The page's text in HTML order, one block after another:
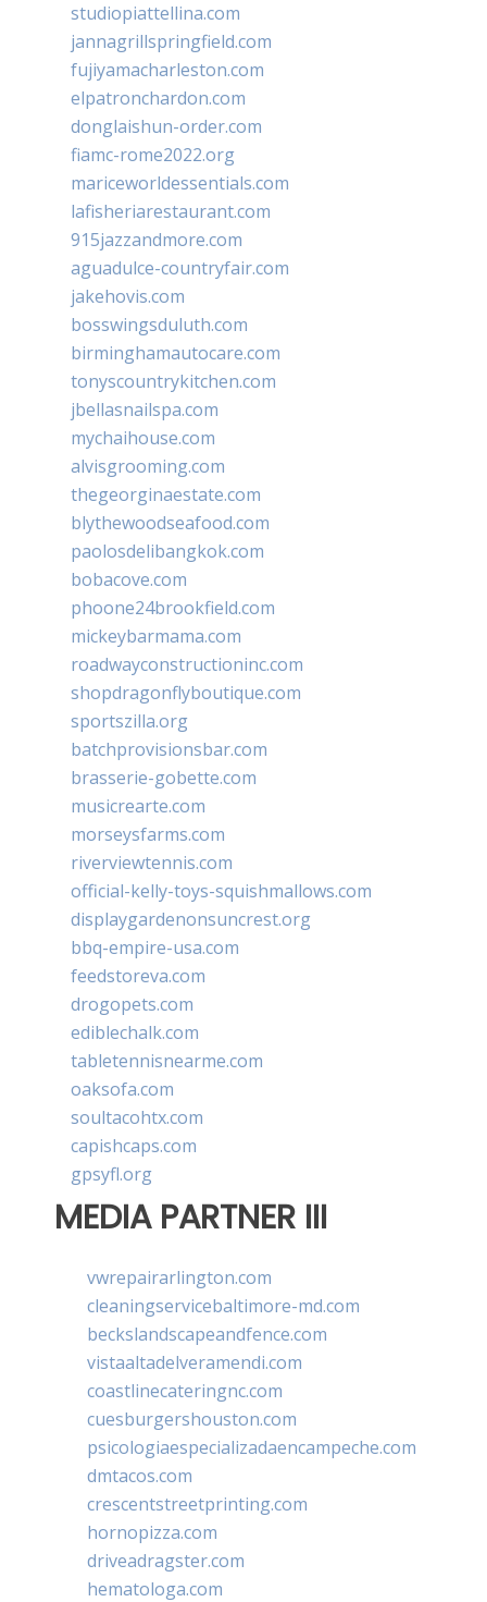
studiopiattellina.com
jannagrillspringfield.com
fujiyamacharleston.com
elpatronchardon.com
donglaishun-order.com
fiamc-rome2022.org
mariceworldessentials.com
lafisheriarestaurant.com
915jazzandmore.com
aguadulce-countryfair.com
jakehovis.com
bosswingsduluth.com
birminghamautocare.com
tonyscountrykitchen.com
jbellasnailspa.com
mychaihouse.com
alvisgrooming.com
thegeorginaestate.com
blythewoodseafood.com
paolosdelibangkok.com
bobacove.com
phoone24brookfield.com
mickeybarmama.com
roadwayconstructioninc.com
shopdragonflyboutique.com
sportszilla.org
batchprovisionsbar.com
brasserie-gobette.com
musicrearte.com
morseysfarms.com
riverviewtennis.com
official-kelly-toys-squishmallows.com
displaygardenonsuncrest.org
bbq-empire-usa.com
feedstoreva.com
drogopets.com
ediblechalk.com
tabletennisnearme.com
oaksofa.com
soultacohtx.com
capishcaps.com
gpsyfl.org
MEDIA PARTNER III
vwrepairarlington.com
cleaningservicebaltimore-md.com
beckslandscapeandfence.com
vistaaltadelveramendi.com
coastlinecateringnc.com
cuesburgershouston.com
psicologiaespecializadaencampeche.com
dmtacos.com
crescentstreetprinting.com
hornopizza.com
driveadragster.com
hematologa.com